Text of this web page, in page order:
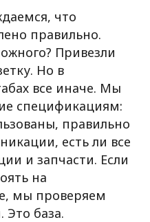
что
правильно.
Привезли
Но в
все иначе. Мы
спецификациям:
правильно
есть ли все
и запчасти. Если
на
мы проверяем
Это база.